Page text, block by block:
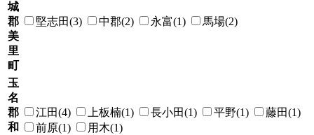
城
郡
美
里
町
堅志田(3) 中郡(2) 永富(1) 馬場(2)
玉
名
郡
和
江田(4) 上板楠(1) 長小田(1) 平野(1)
藤田(1)
前原(1)
用木(1)